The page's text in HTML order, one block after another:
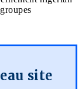
site